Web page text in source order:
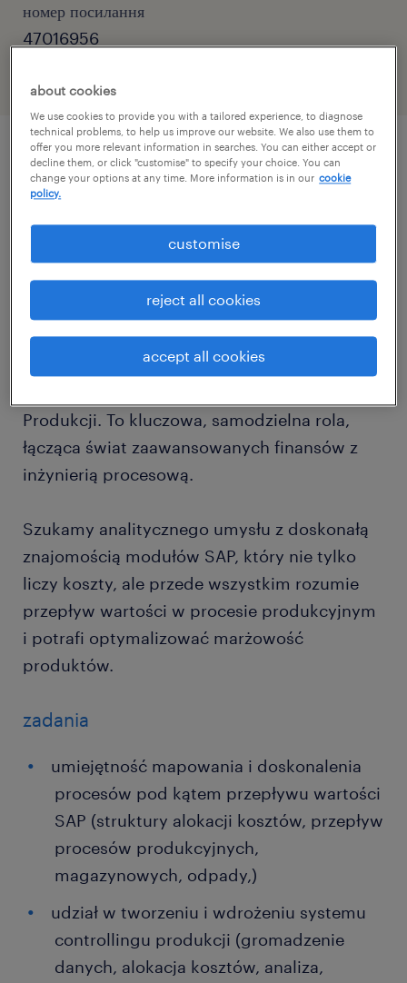
номер посилання
47016956
описание должности
Masz ponad 5-letnie doświadczenie w
controllingu produkcji (najlepiej dla branży
FMCG) i chcesz wejść na wyższy poziom
samodzielności?
Do zespołu finansowego naszego Klienta
Produkcji. To kluczowa, samodzielna rola,
łącząca świat zaawansowanych finansów z
inżynierią procesową.
Szukamy analitycznego umysłu z doskonałą
znajomością modułów SAP, który nie tylko
liczy koszty, ale przede wszystkim rozumie
przepływ wartości w procesie produkcyjnym
i potrafi optymalizować marżowość
produktów.
zadania
umiejętność mapowania i doskonalenia
procesów pod kątem przepływu wartości
SAP (struktury alokacji kosztów, przepływ
procesów produkcyjnych,
magazynowych, odpady,)
udział w tworzeniu i wdrożeniu systemu
controllingu produkcji (gromadzenie
danych, alokacja kosztów, analiza,
about cookies
We use cookies to provide you with a tailored experience, to diagnose
technical problems, to help us improve our website. We also use them to
offer you more relevant information in searches. You can either accept or
decline them, or click "customise" to specify your choice. You can
change your options at any time. More information is in our cookie
policy.
accept all cookies
reject all cookies
customise